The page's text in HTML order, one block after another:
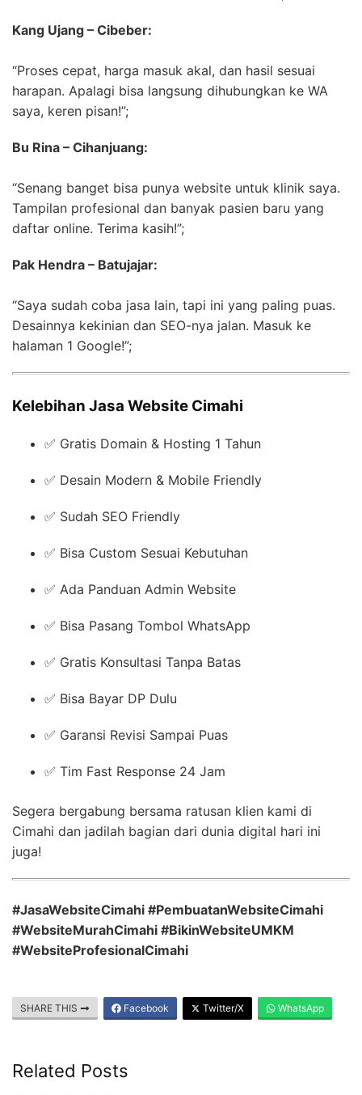
Kang Ujang – Cibeber:
“Proses cepat, harga masuk akal, dan hasil sesuai
harapan. Apalagi bisa langsung dihubungkan ke WA
saya, keren pisan!”;
Bu Rina – Cihanjuang:
“Senang banget bisa punya website untuk klinik saya.
Tampilan profesional dan banyak pasien baru yang
daftar online. Terima kasih!”;
Pak Hendra – Batujajar:
“Saya sudah coba jasa lain, tapi ini yang paling puas.
Desainnya kekinian dan SEO-nya jalan. Masuk ke
halaman 1 Google!”;
Kelebihan Jasa Website Cimahi
✅ Gratis Domain & Hosting 1 Tahun
✅ Desain Modern & Mobile Friendly
✅ Sudah SEO Friendly
✅ Bisa Custom Sesuai Kebutuhan
✅ Ada Panduan Admin Website
✅ Bisa Pasang Tombol WhatsApp
✅ Gratis Konsultasi Tanpa Batas
✅ Bisa Bayar DP Dulu
✅ Garansi Revisi Sampai Puas
✅ Tim Fast Response 24 Jam
Segera bergabung bersama ratusan klien kami di
Cimahi dan jadilah bagian dari dunia digital hari ini
juga!
#JasaWebsiteCimahi #PembuatanWebsiteCimahi
#WebsiteMurahCimahi #BikinWebsiteUMKM
#WebsiteProfesionalCimahi
SHARE THIS Facebook Twitter/X WhatsApp
Related Posts